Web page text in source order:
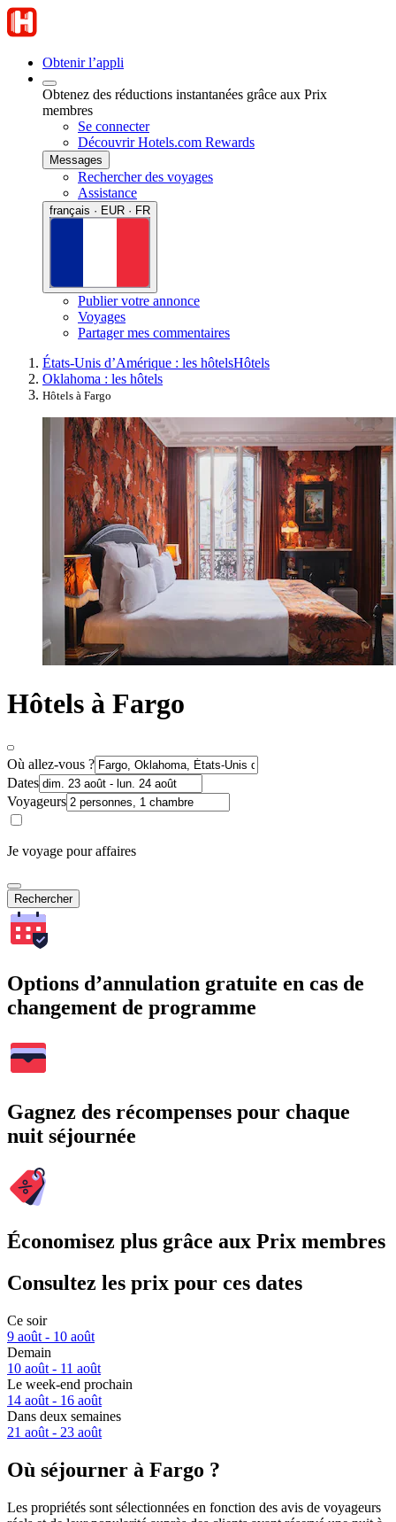
Obtenir l’appli
Obtenez des réductions instantanées grâce aux Prix
membres
Se connecter
Découvrir Hotels.com Rewards
Messages
Rechercher des voyages
Assistance
français · EUR · FR
Publier votre annonce
Voyages
Partager mes commentaires
États-Unis d’Amérique : les hôtelsHôtels
Oklahoma : les hôtels
Hôtels à Fargo
Hôtels à Fargo
Où allez-vous ?
Dates
Voyageurs
Je voyage pour affaires
Rechercher
Options d’annulation gratuite en cas de
changement de programme
Gagnez des récompenses pour chaque
nuit séjournée
Économisez plus grâce aux Prix membres
Consultez les prix pour ces dates
Ce soir
9 août - 10 août
Demain
10 août - 11 août
Le week-end prochain
14 août - 16 août
Dans deux semaines
21 août - 23 août
Où séjourner à Fargo ?
Les propriétés sont sélectionnées en fonction des avis de voyageurs